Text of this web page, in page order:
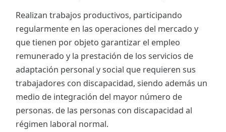
Realizan trabajos productivos, participando
regularmente en las operaciones del mercado y
que tienen por objeto garantizar el empleo
remunerado y la prestación de los servicios de
adaptación personal y social que requieren sus
trabajadores con discapacidad, siendo además un
medio de integración del mayor número de
personas. de las personas con discapacidad al
régimen laboral normal.